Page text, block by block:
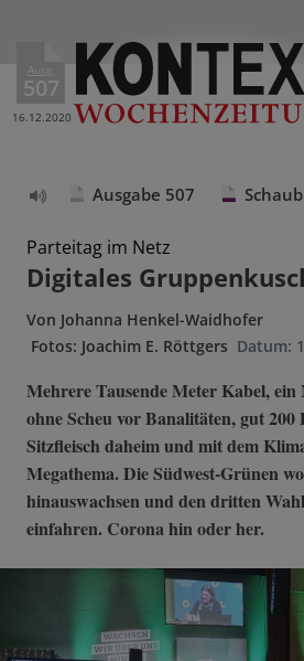
Ausg.
507
16.12.2020
vorlesen
Ausgabe 507
Parteitag im Netz
Digitales
Von Johanna Henkel-Waidhofer
Fotos: Joachim E. Röttgers Datum:
Mehrere Tausende Meter Kabel,
ohne Scheu vor Banalitäten, gut 200
Sitzfleisch daheim und mit dem
Megathema. Die Südwest-Grünen
hinauswachsen und den dritten
einfahren. Corona hin oder her.